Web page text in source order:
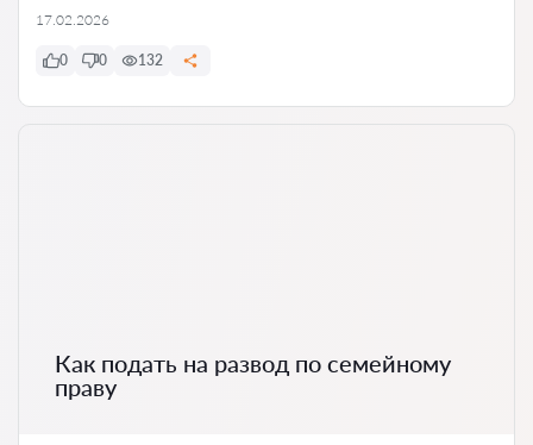
17.02.2026
0 0 132
Как подать на развод по семейному
праву